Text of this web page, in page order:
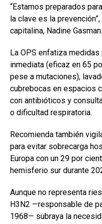
“Estamos preparados
la clave es la
capitalina, Nadine Gasman.
La OPS enfatiza
inmediata (eficaz en 65
pese a mutaciones),
cubrebocas en espacios
con antibióticos y
o dificultad respiratoria.
Recomienda también
para evitar sobrecarga
Europa con un 29 por
hemisferio sur durante
Aunque no representa
H3N2 —responsable de
1968— subraya la